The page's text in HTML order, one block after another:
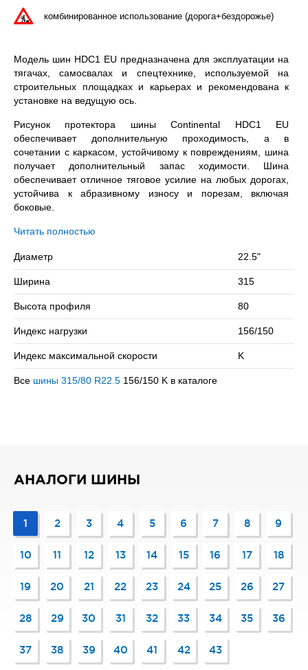
комбинированное использование (дорога+бездорожье)
Модель шин HDC1 EU предназначена для эксплуатации на
тягачах, самосвалах и спецтехнике, используемой на
строительных площадках и карьерах и рекомендована к
установке на ведущую ось.
Рисунок протектора шины Continental HDC1 EU
обеспечивает дополнительную проходимость, а в
сочетании с каркасом, устойчивому к повреждениям, шина
получает дополнительный запас ходимости. Шина
обеспечивает отличное тяговое усилие на любых дорогах,
устойчива к абразивному износу и порезам, включая
боковые.
Continental HDC1 EU 315/80R22.5 – всесезонная
на колесо (одинарная / двойная ошиновка) и максимальной
скоростью в 110 км/ч.
Сомневаетесь в выборе? Позвоните нам – подберем
подходящий вариант!
Читать полностью
Диаметр 22.5"
Ширина 315
Высота профиля 80
Индекс нагрузки 156/150
Индекс максимальной скорости K
Все шины 315/80 R22.5 156/150 K в каталоге
АНАЛОГИ ШИНЫ
1 2 3 4 5 6 7 8 9
10 11 12 13 14 15 16 17 18
19 20 21 22 23 24 25 26 27
28 29 30 31 32 33 34 35 36
37 38 39 40 41 42 43